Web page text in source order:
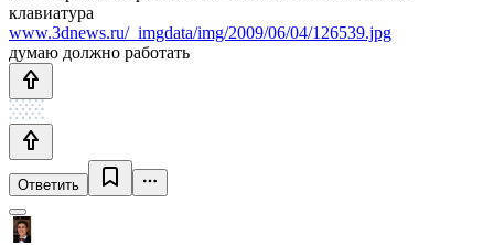
клавиатура
www.3dnews.ru/_imgdata/img/2009/06/04/126539.jpg
думаю должно работать
Ответить